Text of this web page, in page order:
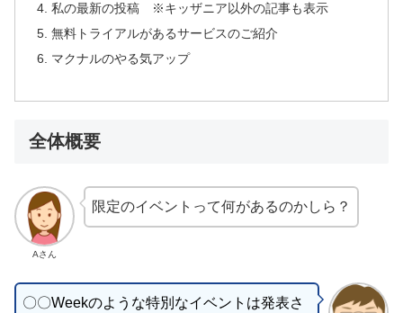
私の最新の投稿 ※キッザニア以外の記事も表示
無料トライアルがあるサービスのご紹介
マクナルのやる気アップ
全体概要
Aさん
限定のイベントって何があるのかしら？
〇〇Weekのような特別なイベントは発表さ